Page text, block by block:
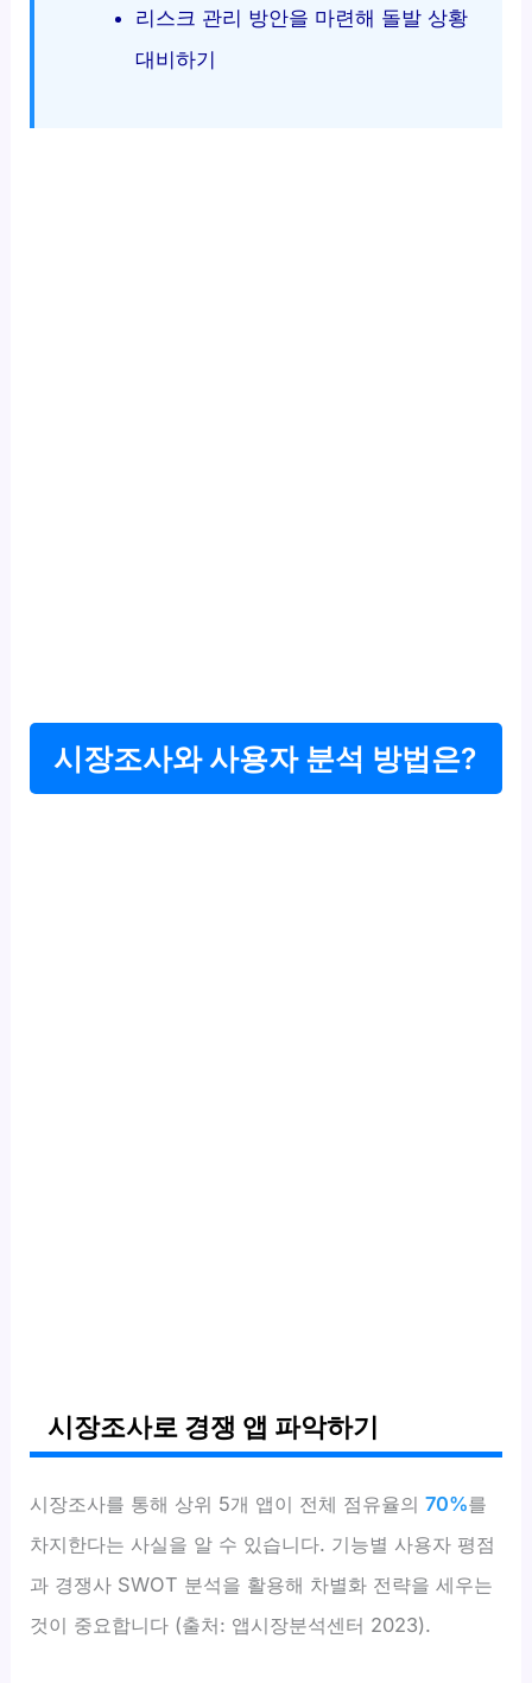
리스크 관리 방안을 마련해 돌발 상황
대비하기
시장조사와 사용자 분석 방법은?
시장조사로 경쟁 앱 파악하기
시장조사를 통해 상위 5개 앱이 전체 점유율의70%를
차지한다는 사실을 알 수 있습니다. 기능별 사용자 평점
과 경쟁사 SWOT 분석을 활용해 차별화 전략을 세우는
것이 중요합니다 (출처: 앱시장분석센터 2023).